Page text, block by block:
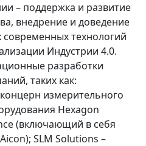
– поддержка и развитие
внедрение и доведение
технологий
Индустрии 4.0.
разработки
таких как:
измерительного
Hexagon
(включающий в себя
SLM Solutions –